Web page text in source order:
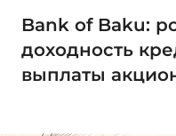
Bank of Baku:
доходность
выплаты